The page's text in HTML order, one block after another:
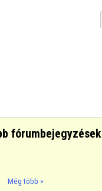
fórumbejegyzések
Még több »